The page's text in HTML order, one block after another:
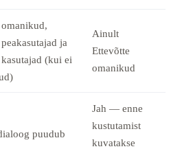
ja
(kui ei
Ainult
Ettevõtte
omanikud
puudub
Jah — enne
kustutamist
kuvatakse